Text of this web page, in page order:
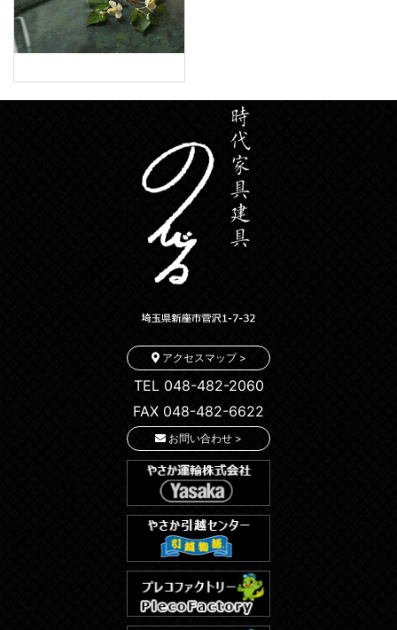
アクセスマップ >
TEL 048-482-2060
FAX 048-482-6622
お問い合わせ >